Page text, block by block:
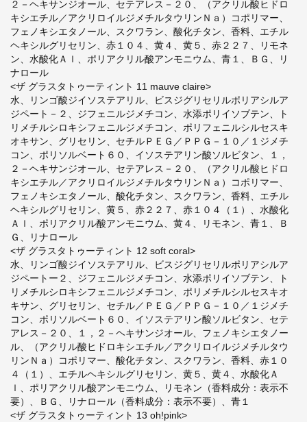
２－ヘキサンジオール、セテアレス－２０、（アクリル酸ヒドロ
キシエチル／アクリロイルジメチルタウリンＮａ）コポリマー、
フェノキシエタノール、スクワラン、酸化チタン、香料、エチル
ヘキシルグリセリン、赤１０４、黄４、黄５、赤２２７、リモネ
ン、水酸化Ａｌ、ポリアクリル酸アンモニウム、青１、ＢＧ、リ
ナロール
<ザ グラスタトゥーティント 11 mauve claire>
水、リンゴ酸ジイソステアリル、ビスジグリセリルポリアシルア
ジペート－２、ジフェニルジメチコン、水添ポリイソブテン、ト
リメチルシロキシフェニルジメチコン、ポリフェニルシルセスキ
オキサン、グリセリン、セチルＰＥＧ／ＰＰＧ－１０／１ジメチ
コン、ポリソルベート６０、イソステアリン酸ソルビタン、１，
２－ヘキサンジオール、セテアレス－２０、（アクリル酸ヒドロ
キシエチル／アクリロイルジメチルタウリンＮａ）コポリマー、
フェノキシエタノール、酸化チタン、スクワラン、香料、エチル
ヘキシルグリセリン、黄５、赤２２７、赤１０４（１）、水酸化
Ａｌ、ポリアクリル酸アンモニウム、黄４、リモネン、青１、Ｂ
Ｇ、リナロール
<ザ グラスタトゥーティント 12 soft coral>
水、リンゴ酸ジイソステアリル、ビスジグリセリルポリアシルア
ジペートー２、ジフェニルジメチコン、水添ポリイソブテン、ト
リメチルシロキシフェニルジメチコン、ポリメチルシルセスキオ
キサン、グリセリン、セチル／ＰＥＧ／ＰＰＧ－１０／１ジメチ
コン、ポリソルベート６０、イソステアリン酸ソルビタン、セテ
アレス－２０、１，２－ヘキサンジオール、フェノキシエタノー
ル、（アクリル酸ヒドロキシエチル／アクリロイルジメチルタウ
リンＮａ）コポリマー、酸化チタン、スクワラン、香料、赤１０
４（１）、エチルヘキシルグリセリン、黄５、黄４、水酸化Ａ
ｌ、ポリアクリル酸アンモニウム、リモネン（香料成分：表示不
要）、ＢＧ、リナロール（香料成分：表示不要）、青１
<ザ グラスタトゥーティント 13 oh!pink>